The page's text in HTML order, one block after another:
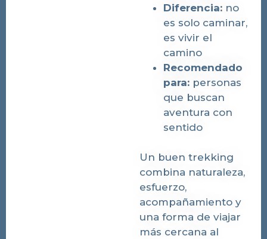
Diferencia: no
es solo caminar,
es vivir el
camino
Recomendado
para: personas
que buscan
aventura con
sentido
Un buen trekking
combina naturaleza,
esfuerzo,
acompañamiento y
una forma de viajar
más cercana al